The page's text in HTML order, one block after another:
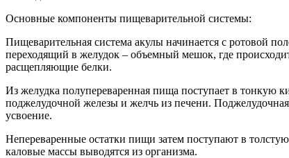
Основные компоненты пищеварительной системы:
Пищеварительная система акулы начинается с ротовой
переходящий в желудок – объемный мешок, где
расщепляющие белки.
Из желудка полупереваренная пища поступает в тонкую
поджелудочной железы и желчь из печени.
усвоение.
Непереваренные остатки пищи затем поступают в
каловые массы выводятся из организма.